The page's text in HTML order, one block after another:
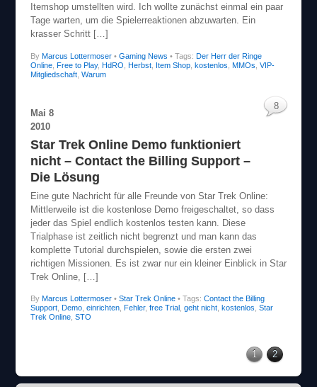
Itemshop umstellten wird. Ich wollte zunächst einmal ein paar
Tage warten, um die Spielerreaktionen abzuwarten. Ein
krasser Schritt […]
By Marcus Lottermoser• Gaming News • Tags: Der Herr der Ringe
Online, Free to Play, HdRO Herbst, Item Shop, kostenlos MMOs VIP-
Mitgliedschaft, Warum
Mai 8
2010
Star Trek Online Demo funktioniert
nicht – Contact the Billing Support –
Die Lösung
Eine gute Nachricht für alle Freunde von Star Trek Online:
Mittlerweile ist die kostenlose Demo freigeschaltet, so dass
jeder das Spiel endlich kostenlos testen kann. Diese
Trialphase ist zeitlich nicht begrenzt und man kann das
komplette Tutorial durchspielen, sowie die ersten zwei
richtigen Missionen. Es ist zwar nur ein kleiner Einblick in Star
Trek Online, […]
By Marcus Lottermoser• Star Trek Online
8
• Tags: Contact the Billing
Support, Demo, einrichten, Fehler, free Trial, geht nicht, kostenlos Star
Trek Online, STO
1 2